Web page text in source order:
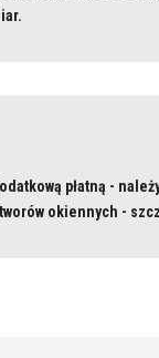
płatną -
okiennych -